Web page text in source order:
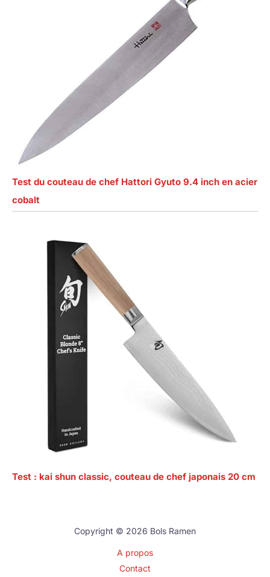
Test du couteau de chef Hattori Gyuto 9.4 inch en acier
cobalt
Test : kai shun classic, couteau de chef japonais 20 cm
Copyright © 2026 Bols Ramen
A propos
Contact